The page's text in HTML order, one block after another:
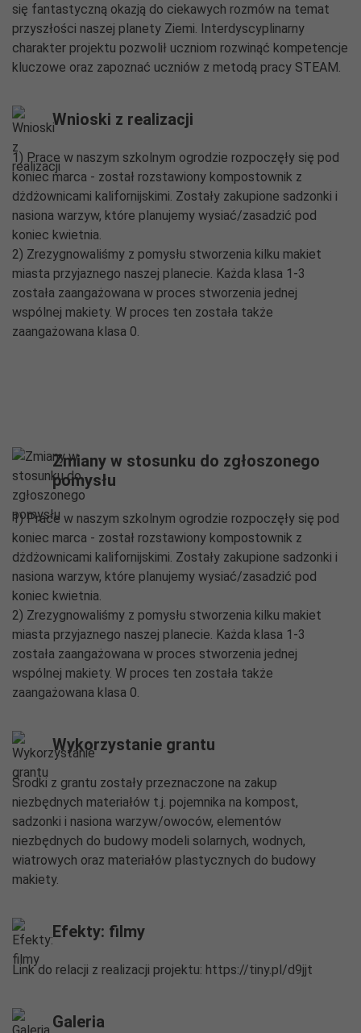
się fantastyczną okazją do ciekawych rozmów na temat
przyszłości naszej planety Ziemi. Interdyscyplinarny
charakter projektu pozwolił uczniom rozwinąć kompetencje
kluczowe oraz zapoznać uczniów z metodą pracy STEAM.
Wnioski z realizacji
1) Prace w naszym szkolnym ogrodzie rozpoczęły się pod
koniec marca - został rozstawiony kompostownik z
dżdżownicami kalifornijskimi. Zostały zakupione sadzonki i
nasiona warzyw, które planujemy wysiać/zasadzić pod
koniec kwietnia.
2) Zrezygnowaliśmy z pomysłu stworzenia kilku makiet
miasta przyjaznego naszej planecie. Każda klasa 1-3
została zaangażowana w proces stworzenia jednej
wspólnej makiety. W proces ten została także
zaangażowana klasa 0.
Zmiany w stosunku do zgłoszonego
pomysłu
1) Prace w naszym szkolnym ogrodzie rozpoczęły się pod
koniec marca - został rozstawiony kompostownik z
dżdżownicami kalifornijskimi. Zostały zakupione sadzonki i
nasiona warzyw, które planujemy wysiać/zasadzić pod
koniec kwietnia.
2) Zrezygnowaliśmy z pomysłu stworzenia kilku makiet
miasta przyjaznego naszej planecie. Każda klasa 1-3
została zaangażowana w proces stworzenia jednej
wspólnej makiety. W proces ten została także
zaangażowana klasa 0.
Wykorzystanie grantu
Środki z grantu zostały przeznaczone na zakup
niezbędnych materiałów t.j. pojemnika na kompost,
sadzonki i nasiona warzyw/owoców, elementów
niezbędnych do budowy modeli solarnych, wodnych,
wiatrowych oraz materiałów plastycznych do budowy
makiety.
Efekty: filmy
Link do relacji z realizacji projektu: https://tiny.pl/d9jjt
Galeria